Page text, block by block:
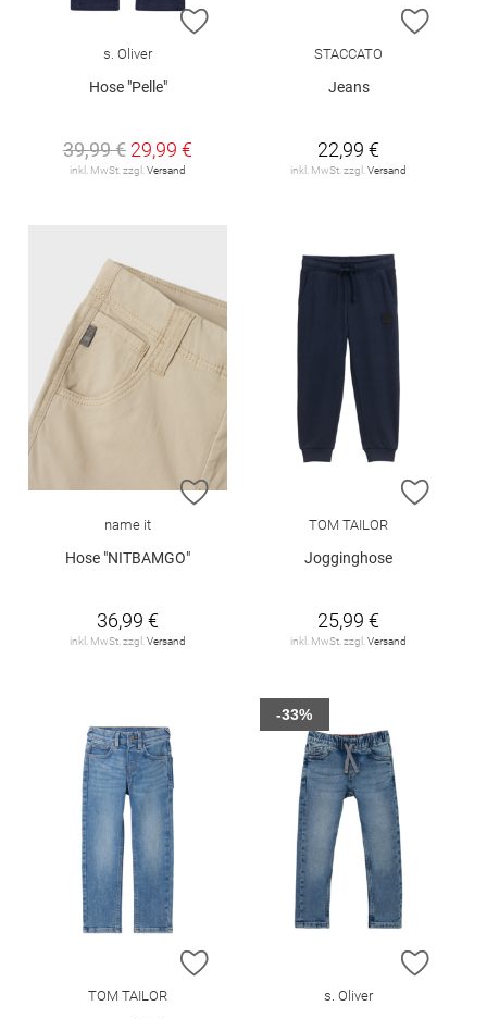
ZUR WUNSCHLISTE HINZUFÜGEN
s. Oliver
Hose "Pelle"
39,99 € 29,99 €
inkl. MwSt. zzgl.Versand
ZUR
STACCATO
Jeans
22,99 €
inkl. MwSt. zzgl.Versand
ZUR WUNSCHLISTE HINZUFÜGEN
name it
Hose "NITBAMGO"
36,99 €
inkl. MwSt. zzgl. Versand
ZUR
TOM TAILOR
Jogginghose
25,99 €
inkl. MwSt. zzgl. Versand
ZUR WUNSCHLISTE HINZUFÜGEN
TOM TAILOR
ZUR
s. Oliver
-33%